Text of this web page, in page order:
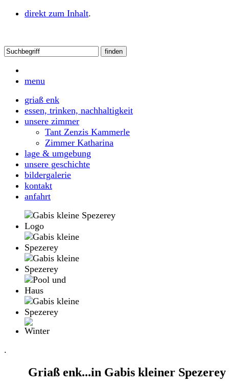
direkt zum Inhalt.
menu
griaß enk
essen, trinken, nachhaltigkeit
unsere zimmer
Tant Zenzis Kammerle
Zimmer Katharina
lage & umgebung
unsere geschichte
bildergalerie
kontakt
anfahrt
.
Griaß enk...in Gabis kleiner Spezerey